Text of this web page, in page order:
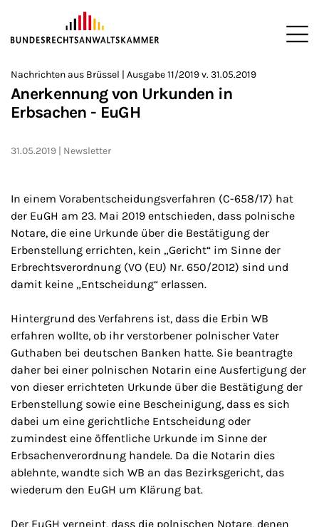
ZUM HAUPTINHALT SPRINGEN
Sie befinden sich hier:
>
Startseite
>
Newsroom
>
Newsletter
>
Nachrichten aus Brüssel
Nachrichten aus Brüssel | Ausgabe 11/2019 v. 31.05.2019
Anerkennung von Urkunden in
Erbsachen - EuGH
31.05.2019 Newsletter
In einem Vorabentscheidungsverfahren (C-658/17) hat
der EuGH am 23. Mai 2019 entschieden, dass polnische
Notare, die eine Urkunde über die Bestätigung der
Erbenstellung errichten, kein „Gericht“ im Sinne der
Erbrechtsverordnung (VO (EU) Nr. 650/2012) sind und
damit keine „Entscheidung“ erlassen.
Hintergrund des Verfahrens ist, dass die Erbin WB
erfahren wollte, ob ihr verstorbener polnischer Vater
Guthaben bei deutschen Banken hatte. Sie beantragte
daher bei einer polnischen Notarin eine Ausfertigung der
von dieser errichteten Urkunde über die Bestätigung der
Erbenstellung sowie eine Bescheinigung, dass es sich
dabei um eine gerichtliche Entscheidung oder
zumindest eine öffentliche Urkunde im Sinne der
Erbsachenverordnung handele. Da die Notarin dies
ablehnte, wandte sich WB an das Bezirksgericht, das
wiederum den EuGH um Klärung bat.
Der EuGH verneint, dass die polnischen Notare, denen